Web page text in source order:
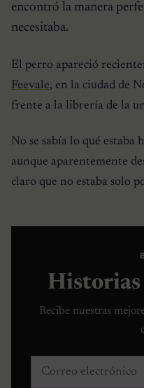
encontró la manera
necesitaba.
El perro apareció
Feevale, en la ciudad de
frente a la librería de la
No se sabía lo qué estaba
aunque aparentemente
claro que no estaba solo
Historias
Recibe nuestras
Correo electrónico